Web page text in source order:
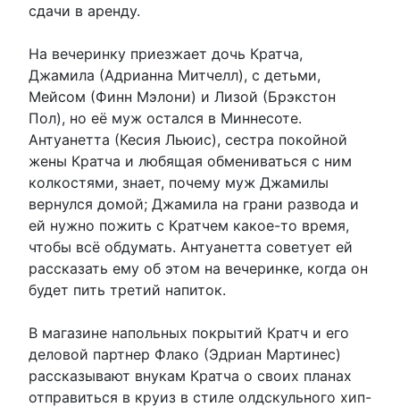
сдачи в аренду.
На вечеринку приезжает дочь Кратча,
Джамила (Адрианна Митчелл), с детьми,
Мейсом (Финн Мэлони) и Лизой (Брэкстон
Пол), но её муж остался в Миннесоте.
Антуанетта (Кесия Льюис), сестра покойной
жены Кратча и любящая обмениваться с ним
колкостями, знает, почему муж Джамилы
вернулся домой; Джамила на грани развода и
ей нужно пожить с Кратчем какое-то время,
чтобы всё обдумать. Антуанетта советует ей
рассказать ему об этом на вечеринке, когда он
будет пить третий напиток.
В магазине напольных покрытий Кратч и его
деловой партнер Флако (Эдриан Мартинес)
рассказывают внукам Кратча о своих планах
отправиться в круиз в стиле олдскульного хип-